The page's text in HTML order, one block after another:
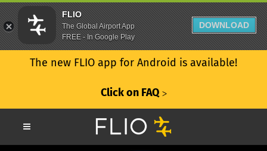
The new FLIO app for Android is available!
Click on FAQ ᐳ
FLIO
The Global Airport App
FREE - In Google Play
DOWNLOAD